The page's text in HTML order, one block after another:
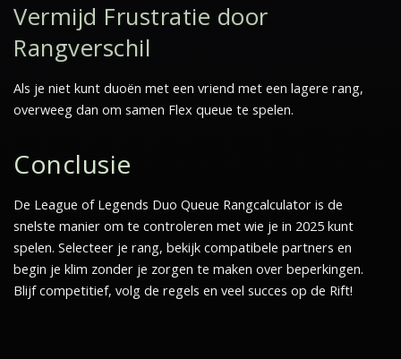
Vermijd Frustratie door
Rangverschil
Als je niet kunt duoën met een vriend met een lagere rang,
overweeg dan om samen Flex queue te spelen.
Conclusie
De League of Legends Duo Queue Rangcalculator is de
snelste manier om te controleren met wie je in 2025 kunt
spelen. Selecteer je rang, bekijk compatibele partners en
begin je klim zonder je zorgen te maken over beperkingen.
Blijf competitief, volg de regels en veel succes op de Rift!